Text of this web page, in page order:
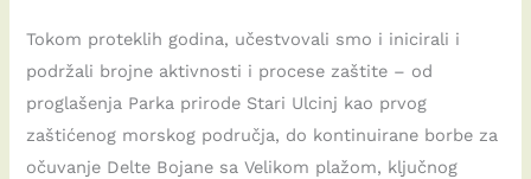
Tokom proteklih godina, učestvovali smo i inicirali i
podržali brojne aktivnosti i procese zaštite – od
proglašenja Parka prirode Stari Ulcinj kao prvog
zaštićenog morskog područja, do kontinuirane borbe za
očuvanje Delte Bojane sa Velikom plažom, ključnog